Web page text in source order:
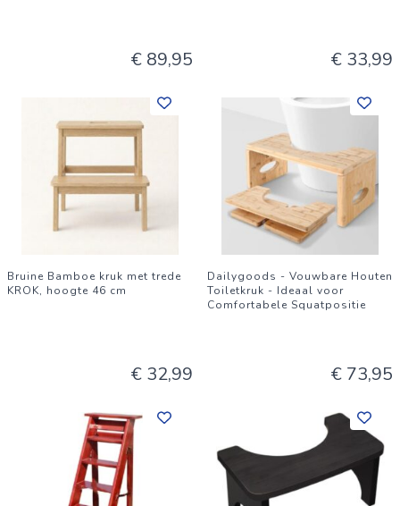
€ 89,95 € 33,99
Bruine Bamboe kruk met trede
KROK, hoogte 46 cm
€ 32,99
Dailygoods - Vouwbare Houten
Toiletkruk - Ideaal voor
Comfortabele Squatpositie
€ 73,95